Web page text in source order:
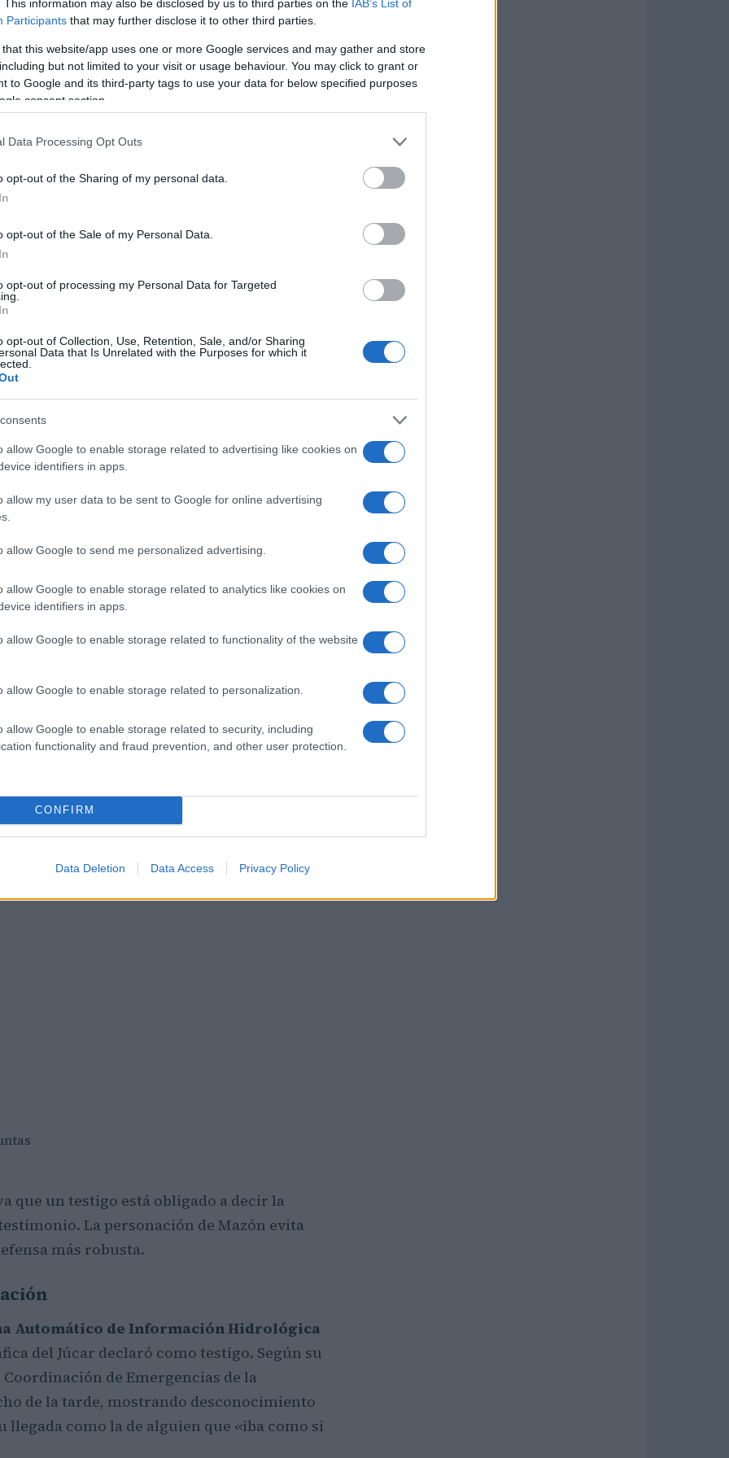
This information may also be disclosed by us to third parties on the IAB’s List of
Participants that may further disclose it to other third parties.
that this website/app uses one or more Google services and may gather and store
but not limited to your visit or usage behaviour. You may click to grant or
to Google and its third-party tags to use your data for below specified purposes
consent section.
Data Processing Opt Outs
opt-out of the Sharing of my personal data.
opt-out of the Sale of my Personal Data.
opt-out of processing my Personal Data for Targeted
opt-out of Collection, Use, Retention, Sale, and/or Sharing
Data that Is Unrelated with the Purposes for which it
allow Google to enable storage related to advertising like cookies on
identifiers in apps.
allow my user data to be sent to Google for online advertising
allow Google to send me personalized advertising.
allow Google to enable storage related to analytics like cookies on
identifiers in apps.
allow Google to enable storage related to functionality of the website
allow Google to enable storage related to personalization.
allow Google to enable storage related to security, including
functionality and fraud prevention, and other user protection.
CONFIRM
Data Deletion Data Access Privacy Policy
Juzgado de Instrucción de Catarroja, había
Sin embargo, tras la admisión de su
su estatus ha cambiado. Ahora, Mazón
y sus implicaciones
estimó el recurso de Mazón,
El tribunal consideró que la investigación
podrían tener una eventual
no se le ha imputado formalmente, se
según los artículos 118 y 118 bis
. Estos derechos incluyen:
que un testigo está obligado a decir la
La personación de Mazón evita
más robusta.
Automático de Información Hidrológica
del Júcar declaró como testigo. Según su
de Emergencias de la
de la tarde, mostrando desconocimiento
como la de alguien que «iba como si